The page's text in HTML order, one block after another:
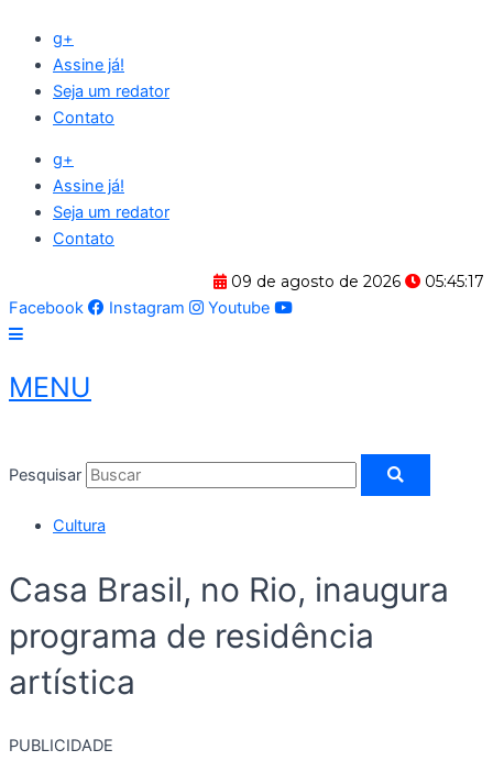
para
conteúdo
g+
Assine já!
Seja um redator
Contato
g+
Assine já!
Seja um redator
Contato
09 de agosto de 2026
05:45:17
Facebook
Instagram Youtube
MENU
Pesquisar
Cultura
Casa Brasil, no Rio, inaugura
programa de residência
artística
PUBLICIDADE